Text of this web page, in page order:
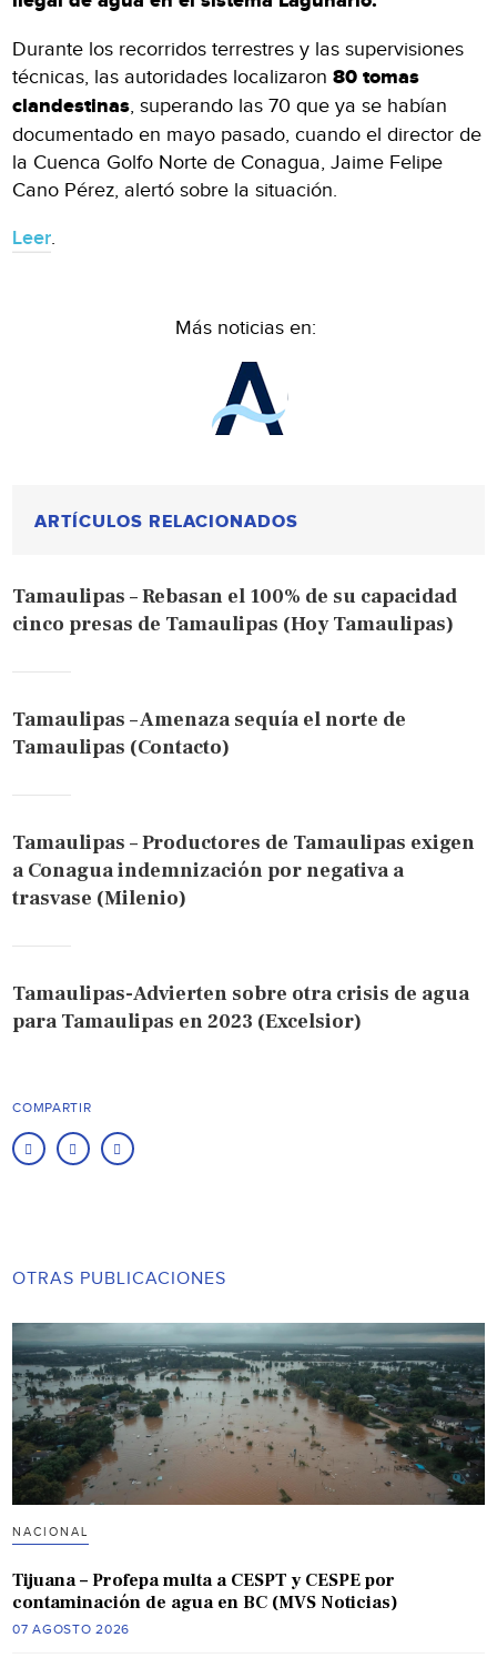
Durante los recorridos terrestres y las supervisiones
técnicas, las autoridades localizaron80 tomas
clandestinas, superando las 70 que ya se habían
documentado en mayo pasado, cuando el director de
la Cuenca Golfo Norte de Conagua, Jaime Felipe
Cano Pérez, alertó sobre la situación.
Leer.
Más noticias en:
ARTÍCULOS RELACIONADOS
Tamaulipas – Rebasan el 100% de su capacidad
cinco presas de Tamaulipas (Hoy Tamaulipas)
Tamaulipas – Amenaza sequía el norte de
Tamaulipas (Contacto)
Tamaulipas – Productores de Tamaulipas exigen
a Conagua indemnización por negativa a
trasvase (Milenio)
Tamaulipas-Advierten sobre otra crisis de agua
para Tamaulipas en 2023 (Excelsior)
COMPARTIR
OTRAS PUBLICACIONES
NACIONAL
Tijuana – Profepa multa a CESPT y CESPE por
contaminación de agua en BC (MVS Noticias)
07 AGOSTO 2026